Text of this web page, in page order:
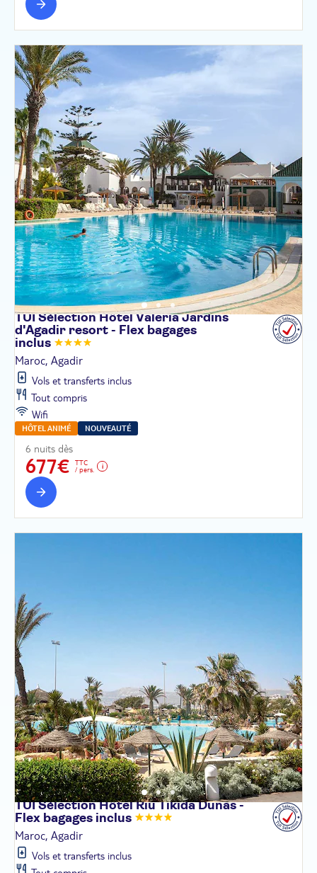
TUI Sélection Hôtel Valeria Jardins
d'Agadir resort - Flex bagages
inclus
Maroc, Agadir
Vols et transferts inclus
Tout compris
Wifi
HÔTEL ANIMÉ NOUVEAUTÉ
6 nuits dès
677€
TTC
/ pers.
TUI Sélection Hôtel Riu Tikida Dunas -
Flex bagages inclus
Maroc, Agadir
Vols et transferts inclus